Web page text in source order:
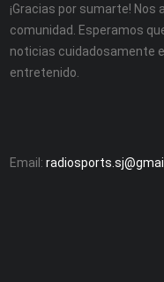
¡Gracias por sumarte!
comunidad. Esperamos
noticias cuidadosamente
entretenido.
Email: